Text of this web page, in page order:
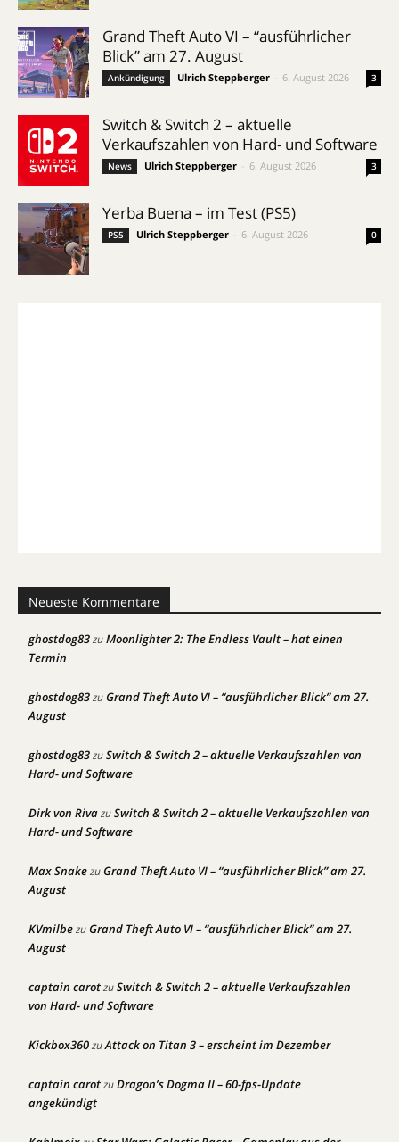
Grand Theft Auto VI – “ausführlicher
Blick” am 27. August
Ankündigung Ulrich Steppberger 6. August 2026 3
Switch & Switch 2 – aktuelle
Verkaufszahlen von Hard- und Software
News Ulrich Steppberger 6. August 2026 3
Yerba Buena – im Test (PS5)
PS5 Ulrich Steppberger 6. August 2026 0
Neueste Kommentare
ghostdog83zuMoonlighter 2: The Endless Vault – hat einen
Termin
ghostdog83zuGrand Theft Auto VI – “ausführlicher Blick” am 27.
August
ghostdog83zuSwitch & Switch 2 – aktuelle Verkaufszahlen von
Hard- und Software
Dirk von RivazuSwitch & Switch 2 – aktuelle Verkaufszahlen von
Hard- und Software
Max SnakezuGrand Theft Auto VI – “ausführlicher Blick” am 27.
August
KVmilbezuGrand Theft Auto VI – “ausführlicher Blick” am 27.
August
captain carotzuSwitch & Switch 2 – aktuelle Verkaufszahlen
von Hard- und Software
Kickbox360zuAttack on Titan 3 – erscheint im Dezember
captain carotzuDragon’s Dogma II – 60-fps-Update
angekündigt